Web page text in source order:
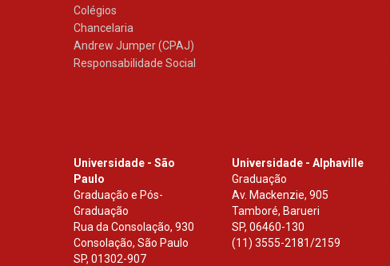
Colégios
Chancelaria
Andrew Jumper (CPAJ)
Responsabilidade Social
Universidade - São
Paulo
Graduação e Pós-
Graduação
Rua da Consolação, 930
Consolação, São Paulo
SP, 01302-907
Universidade - Alphaville
Graduação
Av. Mackenzie, 905
Tamboré, Barueri
SP,06460-130
(11) 3555-2181/2159